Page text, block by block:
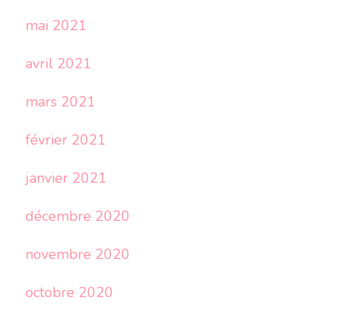
mai 2021
avril 2021
mars 2021
février 2021
janvier 2021
décembre 2020
novembre 2020
octobre 2020